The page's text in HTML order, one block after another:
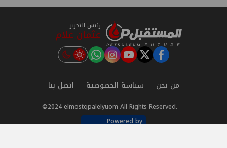
رئيس التحرير
عثمان علام
facebook
twitter
youtube
instagram
tiktok
من نحن سياسة الخصوصية اتصل بنا
©2024 elmostqpalelyuom All Rights Reserved.
Powered by